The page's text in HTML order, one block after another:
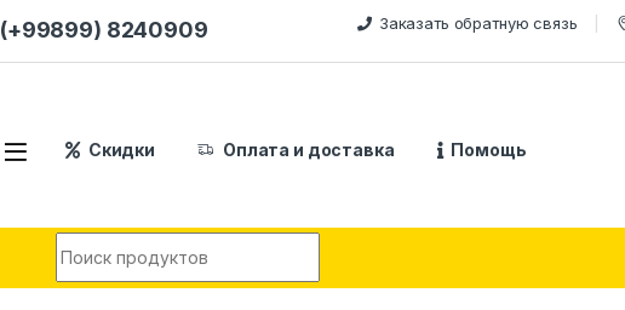
(+99899) 8240909 Заказать обратную связь
Скидки Оплата и доставка Помощь